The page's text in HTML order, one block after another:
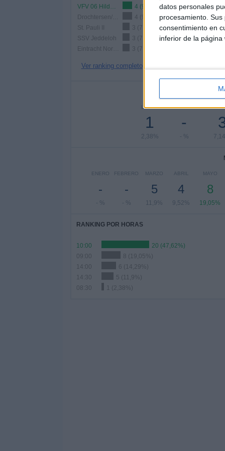
datos personales
procesamiento.
consentimiento en
inferior de la página
VFV 06 Hildesheim
4 (9,52%)
4 (9,52%)
St. Pauli II
3 (7,14%)
SSV Jeddeloh
3 (7,14%)
3 (7,14%)
Ver ranking completo
Nº DE
LUNES
1
2,38%
MARTES
-
- %
ENERO
-
- %
FEBRERO
-
- %
MARZO
5
11,9%
ABRIL
4
9,52%
MAYO
8
19,05%
RANKING POR HORAS
10:00
20 (47,62%)
09:00
8 (19,05%)
6 (14,29%)
14:30
5 (11,9%)
08:30
1 (2,38%)